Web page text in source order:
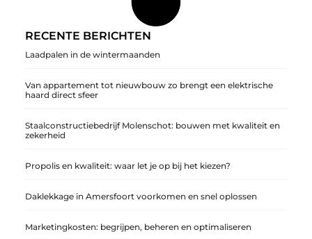
RECENTE BERICHTEN
Laadpalen in de wintermaanden
Van appartement tot nieuwbouw zo brengt een elektrische
haard direct sfeer
Staalconstructiebedrijf Molenschot: bouwen met kwaliteit en
zekerheid
Propolis en kwaliteit: waar let je op bij het kiezen?
Daklekkage in Amersfoort voorkomen en snel oplossen
Marketingkosten: begrijpen, beheren en optimaliseren